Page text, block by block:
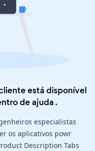
está disponível
de ajuda .
especialistas
os aplicativos powr
Description Tabs